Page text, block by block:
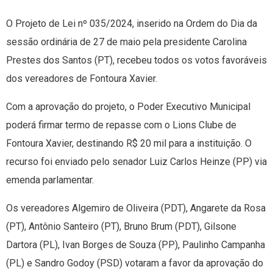
O Projeto de Lei nº 035/2024, inserido na Ordem do Dia da
sessão ordinária de 27 de maio pela presidente Carolina
Prestes dos Santos (PT), recebeu todos os votos favoráveis
dos vereadores de Fontoura Xavier.
Com a aprovação do projeto, o Poder Executivo Municipal
poderá firmar termo de repasse com o Lions Clube de
Fontoura Xavier, destinando R$ 20 mil para a instituição. O
recurso foi enviado pelo senador Luiz Carlos Heinze (PP) via
emenda parlamentar.
Os vereadores Algemiro de Oliveira (PDT), Angarete da Rosa
(PT), Antônio Santeiro (PT), Bruno Brum (PDT), Gilsone
Dartora (PL), Ivan Borges de Souza (PP), Paulinho Campanha
(PL) e Sandro Godoy (PSD) votaram a favor da aprovação do